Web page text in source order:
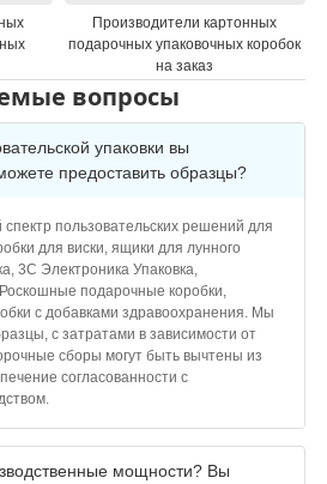
Производители бумажной
подарочной упаковки по
индивидуальному заказу
вопросы
упаковки вы
предоставить образцы?
пользовательских решений для
для виски, ящики для лунного
3C Электроника Упаковка,
подарочные коробки,
с добавками здравоохранения. Мы
с затратами в зависимости от
сборы могут быть вычтены из
согласованности с
мощности? Вы